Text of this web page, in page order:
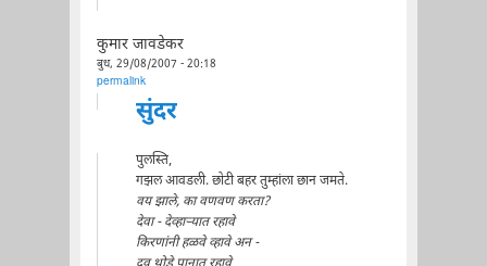
कुमार जावडेकर
बुध, 29/08/2007 - 20:18
permalink
सुंदर
पुलस्ति,
गझल आवडली. छोटी बहर तुम्हांला छान जमते.
वय झाले, का वणवण करता?
देवा - देव्हार्‍यात रहावे
किरणांनी हळवे व्हावे अन -